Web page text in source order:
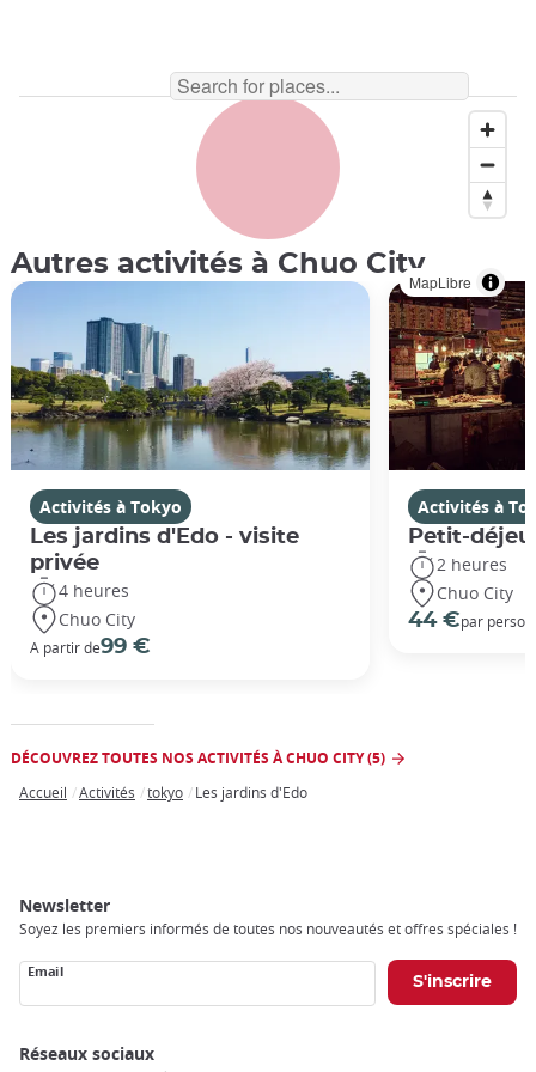
MapLibre
Autres activités à Chuo City
Activités à Tokyo
Les jardins d'Edo - visite
privée
4 heures
Chuo City
A partir de99 €
Activités à
Petit-
2 heures
Chuo City
44 €par
DÉCOUVREZ TOUTES NOS ACTIVITÉS À CHUO CITY (5)
Accueil Activités tokyo Les jardins d'Edo
Newsletter
Soyez les premiers informés de toutes nos nouveautés et offres spéciales !
Email
Réseaux sociaux